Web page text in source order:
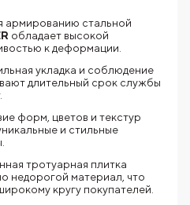
армированию стальной
обладает высокой
к деформации.
укладка и соблюдение
длительный срок службы
форм, цветов и текстур
и стильные
тротуарная плитка
недорогой материал, что
кругу покупателей.